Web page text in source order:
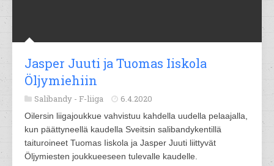
Jasper Juuti ja Tuomas Iiskola
Öljymiehiin
Salibandy - F-liiga 6.4.2020
Oilersin liigajoukkue vahvistuu kahdella uudella pelaajalla,
kun päättyneellä kaudella Sveitsin salibandykentillä
taituroineet Tuomas Iiskola ja Jasper Juuti liittyvät
Öljymiesten joukkueeseen tulevalle kaudelle.